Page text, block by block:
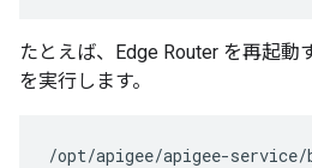
たとえば、Edge Router を再起動
を実行します。
/opt/apigee/apigee-